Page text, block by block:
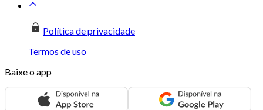
Política de privacidade
Termos de uso
Baixe o app